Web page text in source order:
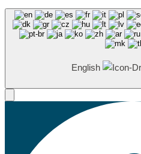
English